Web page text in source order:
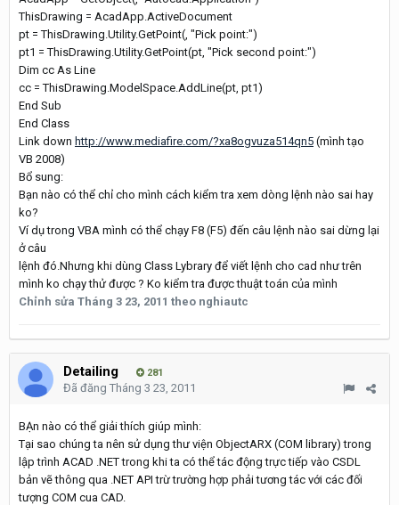
ThisDrawing = AcadApp.ActiveDocument
pt = ThisDrawing.Utility.GetPoint(, "Pick point:")
pt1 = ThisDrawing.Utility.GetPoint(pt, "Pick second point:")
Dim cc As Line
cc = ThisDrawing.ModelSpace.AddLine(pt, pt1)
End Sub
End Class
Link down http://www.mediafire.com/?xa8ogvuza514qn5 (mình tạo
VB 2008)
Bổ sung:
Bạn nào có thể chỉ cho mình cách kiểm tra xem dòng lệnh nào sai hay
ko?
Ví dụ trong VBA mình có thể chạy F8 (F5) đến câu lệnh nào sai dừng lại
ở câu
lệnh đó.Nhưng khi dùng Class Lybrary để viết lệnh cho cad như trên
mình ko chạy thử được ? Ko kiểm tra được thuật toán của mình
Chỉnh sửa Tháng 3 23, 2011 theo nghiautc
Detailing 281
Đã đăng Tháng 3 23, 2011
BẠn nào có thể giải thích giúp mình:
Tại sao chúng ta nên sử dụng thư viện ObjectARX (COM library) trong
lập trình ACAD .NET trong khi ta có thể tác động trực tiếp vào CSDL
bản vẽ thông qua .NET API trừ trường hợp phải tương tác với các đối
tượng COM cua CAD.